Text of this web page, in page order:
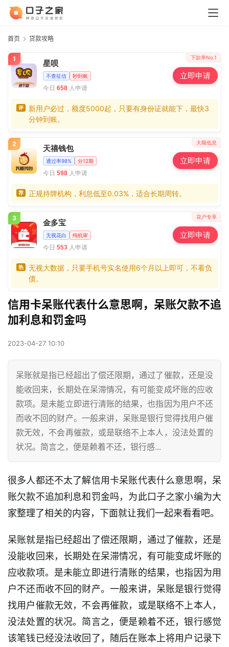
首页 贷款攻略
1 下款率No.1
星呗
不查征信 秒到账
今日 658 人申请
立即申请
评
新用户必过，额度5000起，只要有身份证就能下，最快3
分钟到账。
2 大额低息
天禧钱包
通过率98% 分12期
今日 598 人申请
立即申请
荐 正规持牌机构，利息低至0.03%，适合长期周转。
3 花户专享
金多宝
无视花白 纯机审
今日 553 人申请
立即申请
热
无视大数据，只要手机号实名使用6个月以上即可，不看负
债。
信用卡呆账代表什么意思啊，呆账欠款不追
加利息和罚金吗
2023-04-27 10:10
呆账就是指已经超出了偿还限期，通过了催款，还是没
能收回来，长期处在呆滞情况，有可能变成坏账的应收
款项。是未能立即进行清账的结果，也指因为用户不还
而收不回的财产。一般来讲，呆账是银行觉得找用户催
款无效，不会再催款，或是联络不上本人，没法处置的
状况。简言之，便是赖着不还，银行感...
很多人都还不太了解信用卡呆账代表什么意思啊，呆
账欠款不追加利息和罚金吗，为此口子之家小编为大
家整理了相关的内容，下面就让我们一起来看看吧。
呆账就是指已经超出了偿还限期，通过了催款，还是
没能收回来，长期处在呆滞情况，有可能变成坏账的
应收款项。是未能立即进行清账的结果，也指因为用
户不还而收不回的财产。一般来讲，呆账是银行觉得
找用户催款无效，不会再催款，或是联络不上本人，
没法处置的状况。简言之，便是赖着不还，银行感觉
该笔钱已经没法收回了，随后在账本上将用户记录下